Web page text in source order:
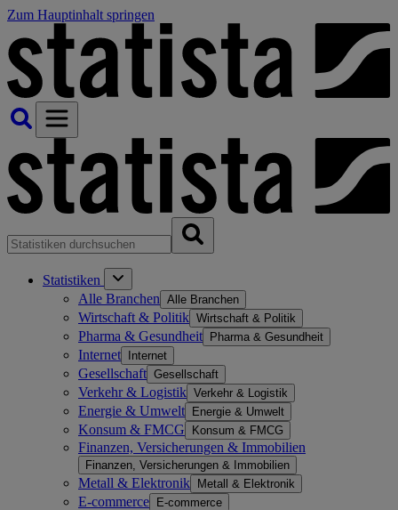
Zum Hauptinhalt springen
Statistiken
Alle Branchen Alle Branchen
Wirtschaft & Politik Wirtschaft & Politik
Pharma & Gesundheit Pharma & Gesundheit
Internet Internet
Gesellschaft Gesellschaft
Verkehr & Logistik Verkehr & Logistik
Energie & Umwelt Energie & Umwelt
Konsum & FMCG Konsum & FMCG
Finanzen, Versicherungen & Immobilien
Finanzen, Versicherungen & Immobilien
Metall & Elektronik Metall & Elektronik
E-commerce E-commerce